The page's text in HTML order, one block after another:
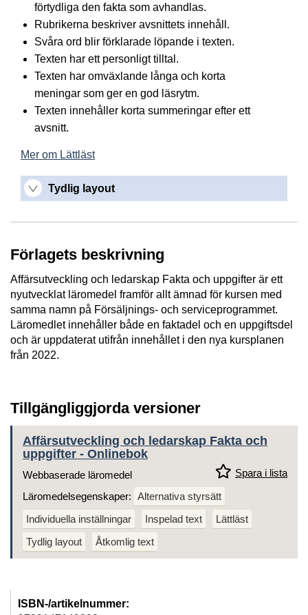
förtydliga den fakta som avhandlas.
Rubrikerna beskriver avsnittets innehåll.
Svåra ord blir förklarade löpande i texten.
Texten har ett personligt tilltal.
Texten har omväxlande långa och korta
meningar som ger en god läsrytm.
Texten innehåller korta summeringar efter ett
avsnitt.
Mer om Lättläst
Tydlig layout
Förlagets beskrivning
Affärsutveckling och ledarskap Fakta och uppgifter är ett
nyutvecklat läromedel framför allt ämnad för kursen med
samma namn på Försäljnings- och serviceprogrammet.
Läromedlet innehåller både en faktadel och en uppgiftsdel
och är uppdaterat utifrån innehållet i den nya kursplanen
från 2022.
Tillgängliggjorda versioner
Affärsutveckling och ledarskap Fakta och
uppgifter - Onlinebok
Spara i lista
Webbaserade läromedel
Läromedelsegenskaper: Alternativa styrsätt
Individuella inställningar
Inspelad text
Lättläst
Tydlig layout
Åtkomlig text
ISBN-/artikelnummer: